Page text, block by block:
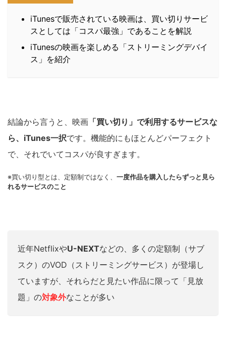
iTunesで販売されている映画は、買い切りサービ
スとしては「コスパ最強」であることを解説
iTunesの映画を楽しめる「ストリーミングデバイ
ス」を紹介
結論から言うと、映画 「買い切り」で利用するサービスな
ら、iTunes一択です。機能的にもほとんどパーフェクト
で、それでいてコスパが良すぎます。
※買い切り型とは、定額制ではなく、 一度作品を購入したらずっと見ら
れるサービスのこと
近年NetflixやU-NEXTなどの、多くの定額制（サブ
スク）のVOD（ストリーミングサービス）が登場し
ていますが、それらだと見たい作品に限って「見放
題」の対象外なことが多い